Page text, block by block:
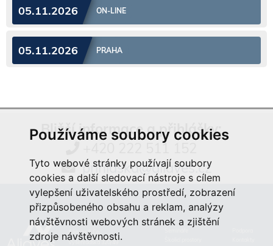
Používáme soubory cookies
Tyto webové stránky používají soubory
cookies a další sledovací nástroje s cílem
vylepšení uživatelského prostředí, zobrazení
přizpůsobeného obsahu a reklam, analýzy
návštěvnosti webových stránek a zjištění
zdroje návštěvnosti.
05.11.2026 ON-LINE
05.11.2026 PRAHA
Bližší informace a přihlášky:
+420 222 511 152
prihlaska@aliaves.cz
Aliaves & Co.,
Vyšehradská 320/49